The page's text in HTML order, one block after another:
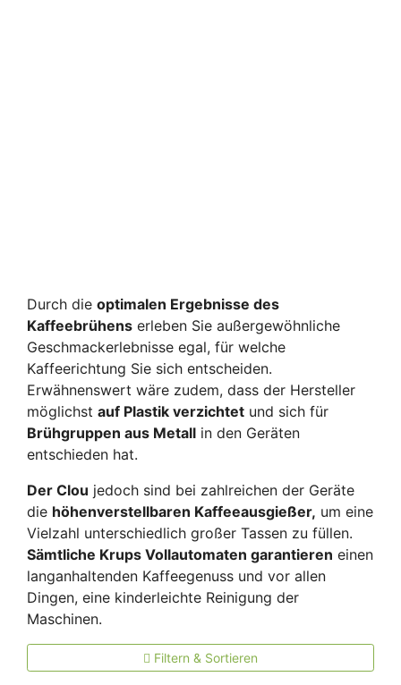
Durch die optimalen Ergebnisse des
Kaffeebrühens erleben Sie außergewöhnliche
Geschmackerlebnisse egal, für welche
Kaffeerichtung Sie sich entscheiden.
Erwähnenswert wäre zudem, dass der Hersteller
möglichst auf Plastik verzichtet und sich für
Brühgruppen aus Metall in den Geräten
entschieden hat.
Der Clou jedoch sind bei zahlreichen der Geräte
die höhenverstellbaren Kaffeeausgießer, um eine
Vielzahl unterschiedlich großer Tassen zu füllen.
Sämtliche Krups Vollautomaten garantieren einen
langanhaltenden Kaffeegenuss und vor allen
Dingen, eine kinderleichte Reinigung der
Maschinen.
Filtern & Sortieren